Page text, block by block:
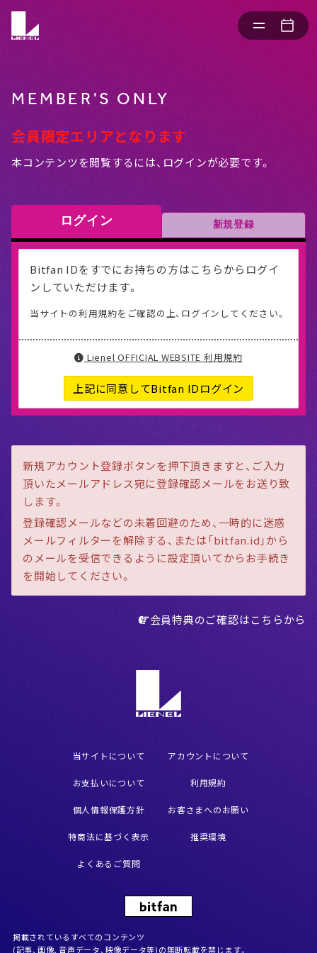
MEMBER'S ONLY
会員限定エリアとなります
本コンテンツを閲覧するには、ログインが必要です。
ログイン 新規登録
Bitfan IDをすでにお持ちの方はこちらからログイ
ンしていただけます。
当サイトの利用規約をご確認の上、ログインしてください。
Lienel OFFICIAL WEBSITE 利用規約
上記に同意してBitfan IDログイン
新規アカウント登録ボタンを押下頂きますと、ご入力
頂いたメールアドレス宛に登録確認メールをお送り致
します。
登録確認メールなどの未着回避のため、一時的に迷惑
メールフィルターを解除する、または「bitfan.id」から
のメールを受信できるように設定頂いてからお手続き
を開始してください。
会員特典のご確認はこちらから
当サイトについて アカウントについて
お支払いについて 利用規約
個人情報保護方針 お客さまへのお願い
特商法に基づく表示 推奨環境
よくあるご質問
掲載されているすべてのコンテンツ
(記事、画像、音声データ、映像データ等)の無断転載を禁じます。